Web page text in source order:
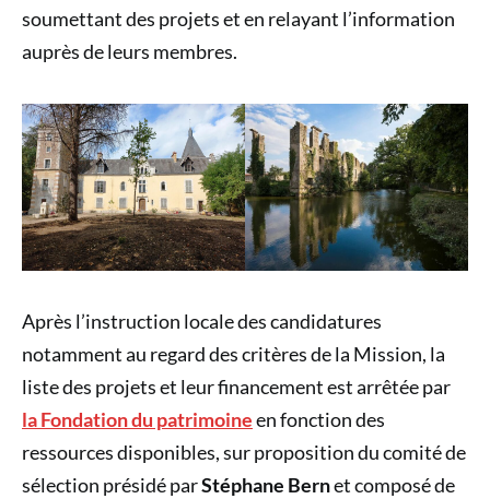
soumettant des projets et en relayant l’information
auprès de leurs membres.
Après l’instruction locale des candidatures
notamment au regard des critères de la Mission, la
liste des projets et leur financement est arrêtée par
la Fondation du patrimoineen fonction des
ressources disponibles, sur proposition du comité de
sélection présidé parStéphane Bernet composé de